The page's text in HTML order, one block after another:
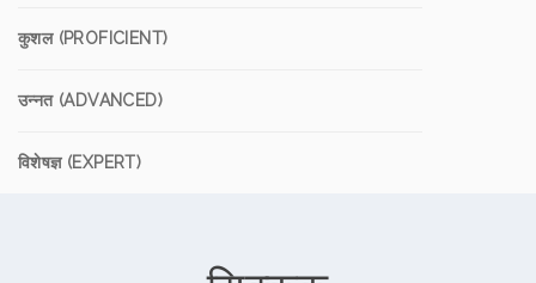
कुशल (PROFICIENT)
उन्नत (ADVANCED)
विशेषज्ञ (EXPERT)